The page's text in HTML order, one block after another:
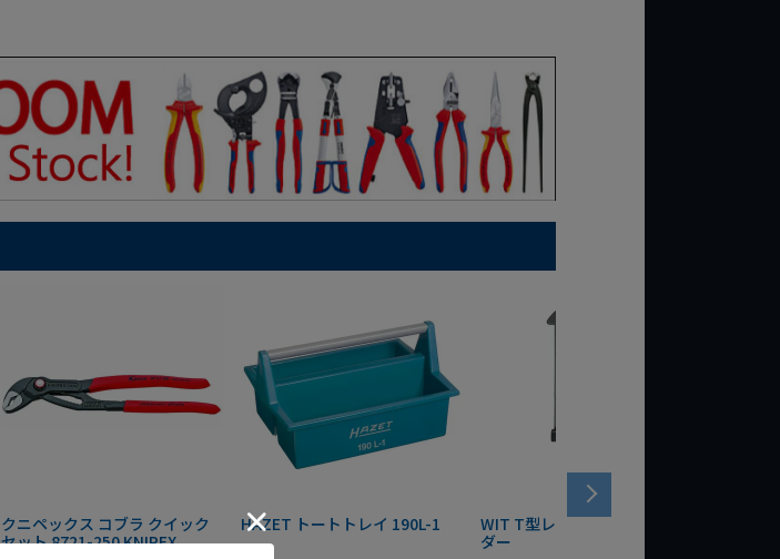
クニペックス コブラ クイック
セット 8721-250 KNIPEX
HAZET トートトレイ 190L-1
WIT T型レンチマグネットホル
ダー